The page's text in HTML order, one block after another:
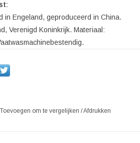
in Engeland, geproduceerd in China.
Verenigd Koninkrijk. Materiaal:
Toevoegen om te vergelijken /Afdrukken